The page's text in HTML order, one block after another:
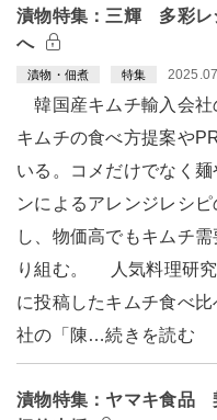
漬物特集：三輝 多彩レ
へ
漬物・佃煮 特集
韓国産キムチ輸入会社
キムチの食べ方提案や
いる。コメだけでなく
ンによるアレンジレシピ
し、物価高でもキムチ
り組む。 人気料理研
に投稿したキムチ食べ比
社の「陳…続きを読む
漬物特集：ヤマキ食品